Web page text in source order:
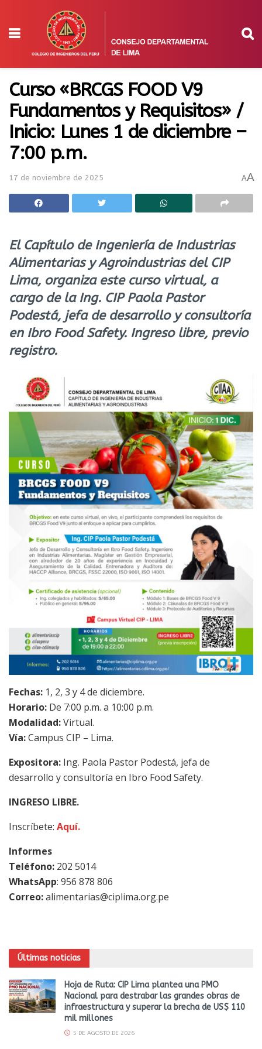
Curso «BRCGS FOOD V9
Fundamentos y Requisitos» /
Inicio: Lunes 1 de diciembre –
7:00 p.m.
17 de noviembre de 2025 AA
El Capítulo de Ingeniería de Industrias
Alimentarias y Agroindustrias del CIP
Lima, organiza este curso virtual, a
cargo de la Ing. CIP Paola Pastor
Podestá, jefa de desarrollo y consultoría
en Ibro Food Safety. Ingreso libre, previo
registro.
Fechas: 1, 2, 3 y 4 de diciembre.
Horario: De 7:00 p.m. a 10:00 p.m.
Modalidad:Virtual.
Vía:Campus CIP – Lima.
Expositora: Ing. Paola Pastor Podestá, jefa de
desarrollo y consultoría en Ibro Food Safety.
INGRESO LIBRE.
Inscríbete: Aquí.
Informes
Teléfono: 202 5014
WhatsApp: 956 878 806
Correo:alimentarias@ciplima.org.pe
Últimas noticias
Hoja de Ruta: CIP Lima plantea una PMO
Nacional para destrabar las grandes obras de
infraestructura y superar la brecha de US$ 110
mil millones
5 DE AGOSTO DE 2026